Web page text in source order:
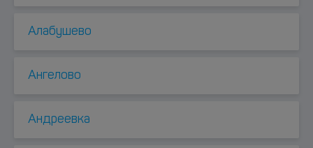
Алабушево
Ангелово
Андреевка